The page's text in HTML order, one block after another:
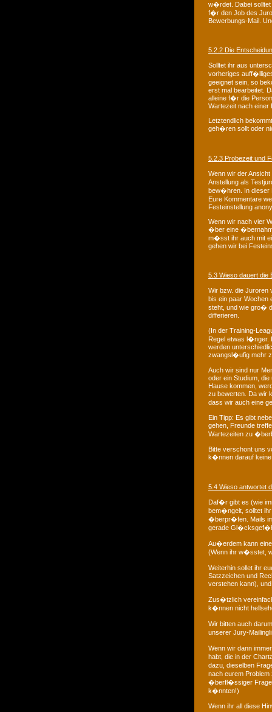
w�rdet. Dabei solltet
f�r den Job des
Bewerbungs-Mail.
5.2.2 Die
Solltet ihr aus
vorheriges
geeignet sein, so
erst mal bearbeitet.
alleine f�r die
Wartezeit nach einer
Letztendlich
geh�ren sollt oder
5.2.3 Probezeit und
Wenn wir der
Anstellung als
bew�hren. In dieser
Eure Kommentare
Festeinstellung
Wenn wir nach vier
�ber eine
m�sst ihr auch mit
gehen wir bei
5.3 Wieso dauert die
Wir bzw. die Juroren
bis ein paar Wochen
steht, und wie gro�
differieren.
(In der Training-
Regel etwas l�nger.
werden
zwangsl�ufig mehr
Auch wir sind nur
oder ein Studium,
Hause kommen,
zu bewerten. Da wir
dass wir auch eine
Ein Tipp: Es gibt
gehen, Freunde
Wartezeiten zu
Bitte verschont uns
k�nnen darauf keine
5.4 Wieso antwortet
Daf�r gibt es (wie
bem�ngelt, solltet
�berpr�fen. Mails
gerade
Au�erdem kann
(Wenn ihr w�sstet,
Weiterhin sollet ihr
Satzzeichen und
verstehen kann),
Zus�tzlich
k�nnen nicht
Wir bitten auch
unserer Jury-
Wenn wir dann
habt, die in der
dazu, dieselben
nach eurem
�berfl�ssiger
k�nnten!)
Wenn ihr all diese